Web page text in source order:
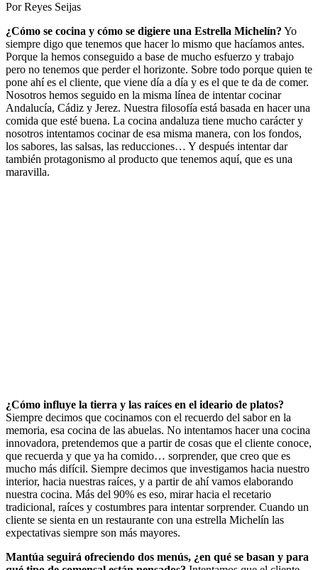
Por Reyes Seijas
¿Cómo se cocina y cómo se digiere una Estrella Michelín? Yo
siempre digo que tenemos que hacer lo mismo que hacíamos antes.
Porque la hemos conseguido a base de mucho esfuerzo y trabajo
pero no tenemos que perder el horizonte. Sobre todo porque quien te
pone ahí es el cliente, que viene día a día y es el que te da de comer.
Nosotros hemos seguido en la misma línea de intentar cocinar
Andalucía, Cádiz y Jerez. Nuestra filosofía está basada en hacer una
comida que esté buena. La cocina andaluza tiene mucho carácter y
nosotros intentamos cocinar de esa misma manera, con los fondos,
los sabores, las salsas, las reducciones… Y después intentar dar
también protagonismo al producto que tenemos aquí, que es una
maravilla.
¿Cómo influye la tierra y las raíces en el ideario de platos?
Siempre decimos que cocinamos con el recuerdo del sabor en la
memoria, esa cocina de las abuelas. No intentamos hacer una cocina
innovadora, pretendemos que a partir de cosas que el cliente conoce,
que recuerda y que ya ha comido… sorprender, que creo que es
mucho más difícil. Siempre decimos que investigamos hacia nuestro
interior, hacia nuestras raíces, y a partir de ahí vamos elaborando
nuestra cocina. Más del 90% es eso, mirar hacia el recetario
tradicional, raíces y costumbres para intentar sorprender. Cuando un
cliente se sienta en un restaurante con una estrella Michelín las
expectativas siempre son más mayores.
Mantúa seguirá ofreciendo dos menús, ¿en qué se basan y para